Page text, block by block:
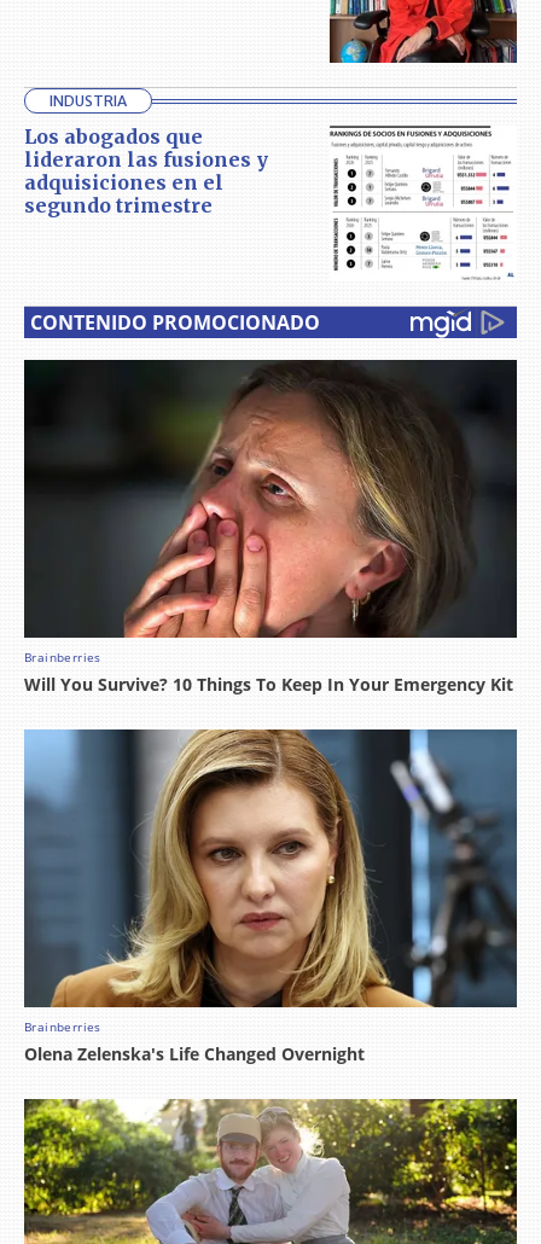
INDUSTRIA
Los abogados que
lideraron las fusiones y
adquisiciones en el
segundo trimestre